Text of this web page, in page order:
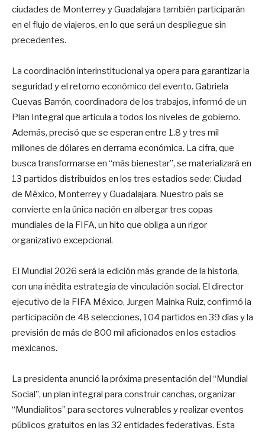
ciudades de Monterrey y Guadalajara también participarán
en el flujo de viajeros, en lo que será un despliegue sin
precedentes.
La coordinación interinstitucional ya opera para garantizar la
seguridad y el retorno económico del evento. Gabriela
Cuevas Barrón, coordinadora de los trabajos, informó de un
Plan Integral que articula a todos los niveles de gobierno.
Además, precisó que se esperan entre 1.8 y tres mil
millones de dólares en derrama económica. La cifra, que
busca transformarse en “más bienestar”, se materializará en
13 partidos distribuidos en los tres estadios sede: Ciudad
de México, Monterrey y Guadalajara. Nuestro país se
convierte en la única nación en albergar tres copas
mundiales de la FIFA, un hito que obliga a un rigor
organizativo excepcional.
El Mundial 2026 será la edición más grande de la historia,
con una inédita estrategia de vinculación social. El director
ejecutivo de la FIFA México, Jurgen Mainka Ruiz, confirmó la
participación de 48 selecciones, 104 partidos en 39 días y la
previsión de más de 800 mil aficionados en los estadios
mexicanos.
La presidenta anunció la próxima presentación del “Mundial
Social”, un plan integral para construir canchas, organizar
“Mundialitos” para sectores vulnerables y realizar eventos
públicos gratuitos en las 32 entidades federativas. Esta